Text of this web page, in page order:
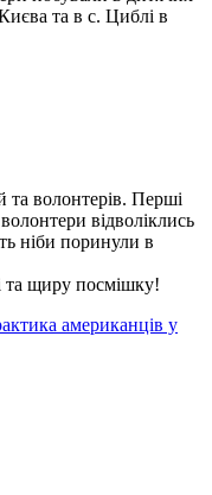
та в с. Циблі в
та волонтерів. Перші
відволіклись
ніби поринули в
та щиру посмішку!
американців у